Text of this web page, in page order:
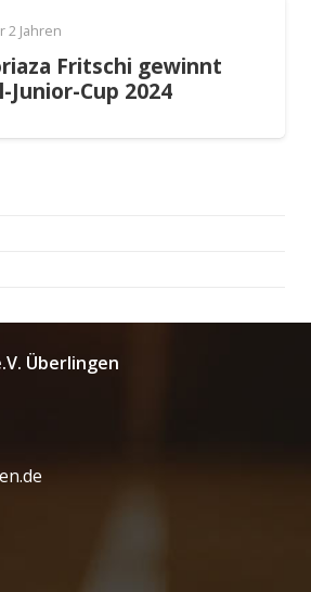
2 Jahren
Fritschi gewinnt
Cup 2024
Überlingen